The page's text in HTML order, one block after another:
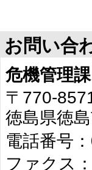
お問い合
危機管理課
〒770-
徳島県徳
電話番号
ファクス